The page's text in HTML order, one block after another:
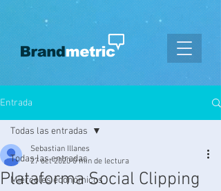
Entrada
Todas las entradas
Miércoles económicos
Todas las entradas
Plataforma Social Clipping
Sebastian Illanes
27 oct 2020 0 min de lectura